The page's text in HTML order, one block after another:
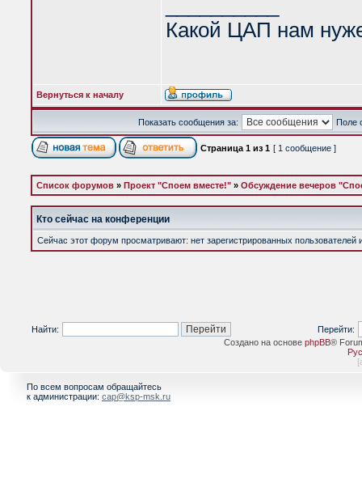
Какой ЦАП нам
Вернуться к началу
Показать сообщения за: Поле
Страница 1 из 1 [ 1 сообщение ]
Список форумов » Проект "Споем вместе!" » Обсуждение вечеров
Кто сейчас на конференции
Сейчас этот форум просматривают: нет зарегистрированных пользователей
Найти:
Перейти:
Создано на основе phpBB®
[
По всем вопросам обращайтесь
к администрации: cap@ksp-msk.ru